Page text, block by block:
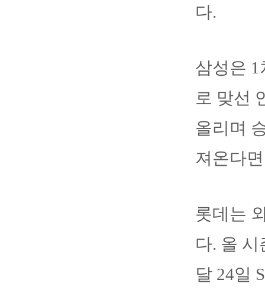
다.
삼성은 1
로 맞선
올리며
져온다
롯데는
다. 올 시
달 24일